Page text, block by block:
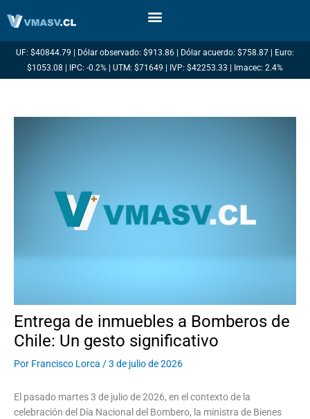
UF: $40844.79 | Dólar observado: $913.86 | Dólar acuerdo: $758.87 | Euro:
$1053.08 | IPC: -0.2% | UTM: $71649 | IVP: $42253.33 | Imacec: 2.4%
Entrega de inmuebles a Bomberos de
Chile: Un gesto significativo
Por Francisco Lorca /3 de julio de 2026
El pasado martes 3 de julio de 2026, en el contexto de la
celebración del Día Nacional del Bombero, la ministra de Bienes